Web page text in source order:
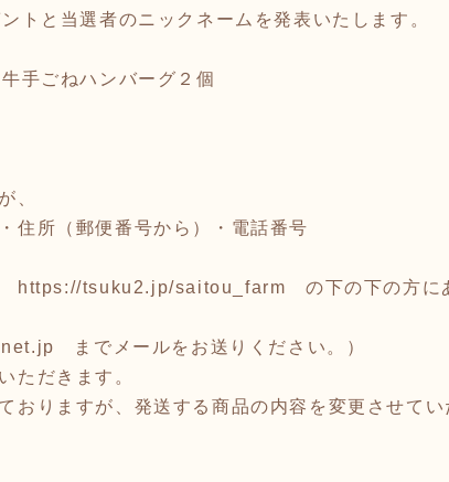
トと当選者のニックネームを発表いたします。
手ごねハンバーグ２個
、
住所（郵便番号から）・電話番号
https://tsuku2.jp/saitou_farm の下の下の方に
までメールをお送りください。）
ただきます。
おりますが、発送する商品の内容を変更させて